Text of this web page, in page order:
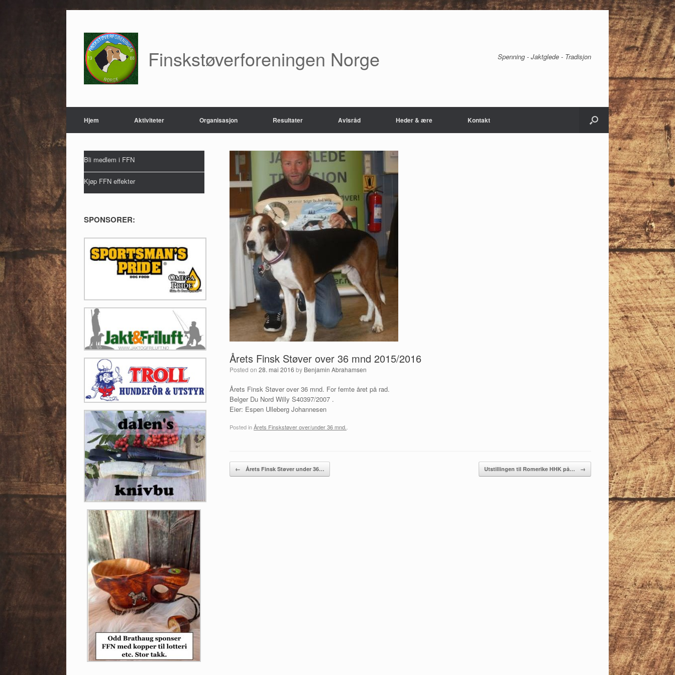
content
Finskstøverforeningen Norge Spenning - Jaktglede - Tradisjon
Hjem Aktiviteter Organisasjon Resultater Avlsråd Heder & ære Kontakt
Årets Finsk Støver over 36 mnd 2015/2016
Posted on28. mai 2016 by Benjamin Abrahamsen
Årets Finsk Støver over 36 mnd. For femte året på rad.
Belger Du Nord Willy S40397/2007 .
Eier: Espen Ulleberg Johannesen
Posted inÅrets Finskstøver over/under 36 mnd.
Post navigation
← Årets Finsk Støver under 36… Utstillingen til Romerike HHK på… →
Bli medlem i FFN
Kjøp FFN effekter
SPONSORER: